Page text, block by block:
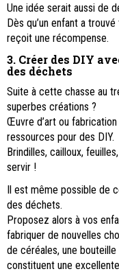
Une idée serait aussi de
Dès qu’un enfant a
reçoit une récompense.
3. Créer des DIY
des déchets
Suite à cette chasse au
superbes créations ?
Œuvre d’art ou
ressources pour des DIY.
Brindilles, cailloux,
servir !
Il est même possible de
des déchets.
Proposez alors à vos
fabriquer de nouvelles
de céréales, une
constituent une